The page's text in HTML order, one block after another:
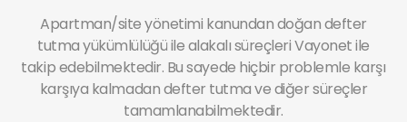
Apartman/site yönetimi kanundan doğan defter
tutma yükümlülüğü ile alakalı süreçleri Vayonet ile
takip edebilmektedir. Bu sayede hiçbir problemle karşı
karşıya kalmadan defter tutma ve diğer süreçler
tamamlanabilmektedir.